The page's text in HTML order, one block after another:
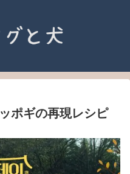
ポギの再現レシピ